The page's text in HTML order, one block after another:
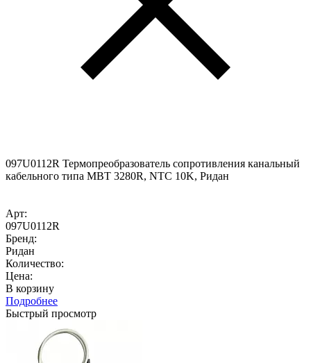
097U0112R Термопреобразователь сопротивления канальный
кабельного типа MBT 3280R, NTC 10K, Ридан
Арт:
097U0112R
Бренд:
Ридан
Количество:
Цена:
В корзину
Подробнее
Быстрый просмотр